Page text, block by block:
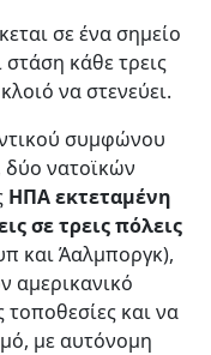
σε ένα σημείο
κάθε τρεις
να στενεύει.
συμφώνου
δύο νατοϊκών
ΗΠΑ εκτεταμένη
σε τρεις πόλεις
και Άαλμποργκ),
αμερικανικό
τοποθεσίες και να
με αυτόνομη